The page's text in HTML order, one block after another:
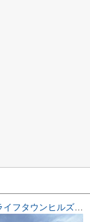
ミナシア湘南ライフタウンヒルズフォート